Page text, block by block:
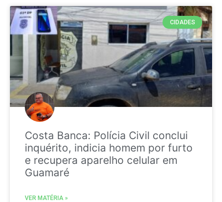
CIDADES
Costa Banca: Polícia Civil conclui
inquérito, indicia homem por furto
e recupera aparelho celular em
Guamaré
VER MATÉRIA »